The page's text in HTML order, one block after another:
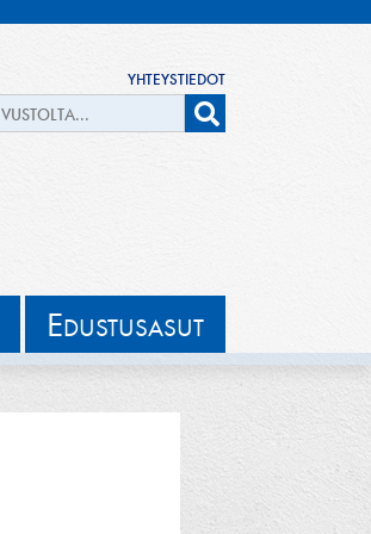
YHTEYSTIEDOT
EDUSTUSASUT